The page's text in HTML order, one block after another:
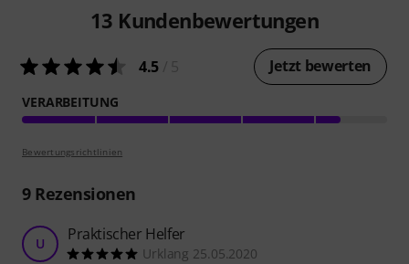
13 Kundenbewertungen
4.5 Jetzt bewerten
VERARBEITUNG
Bewertungsrichtlinien
9Rezensionen
U Praktischer Helfer
Urklang 25.05.2020